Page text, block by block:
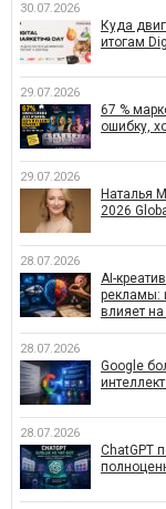
30.07.2026
Куда
итогам
29.07.2026
67 %
ошибку,
29.07.2026
Наталья
2026
28.07.2026
AI-
рекламы:
влияет
28.07.2026
Google
28.07.2026
ChatGPT